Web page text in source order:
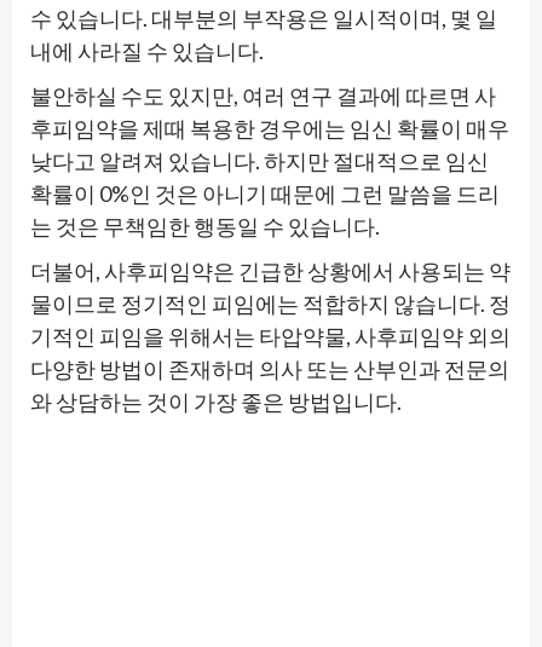
수 있습니다. 대부분의 부작용은 일시적이며, 몇 일
내에 사라질 수 있습니다.
불안하실 수도 있지만, 여러 연구 결과에 따르면 사
후피임약을 제때 복용한 경우에는 임신 확률이 매우
낮다고 알려져 있습니다. 하지만 절대적으로 임신
확률이 0%인 것은 아니기 때문에 그런 말씀을 드리
는 것은 무책임한 행동일 수 있습니다.
더불어, 사후피임약은 긴급한 상황에서 사용되는 약
물이므로 정기적인 피임에는 적합하지 않습니다. 정
기적인 피임을 위해서는 타압약물, 사후피임약 외의
다양한 방법이 존재하며 의사 또는 산부인과 전문의
와 상담하는 것이 가장 좋은 방법입니다.